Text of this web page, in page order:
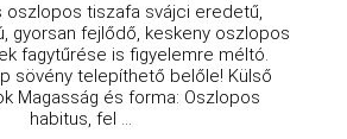
oszlopos tiszafa svájci eredetű,
gyorsan fejlődő, keskeny oszlopos
fagytűrése is figyelemre méltó.
sövény telepíthető belőle! Külső
Magasság és forma: Oszlopos
habitus, fel ...